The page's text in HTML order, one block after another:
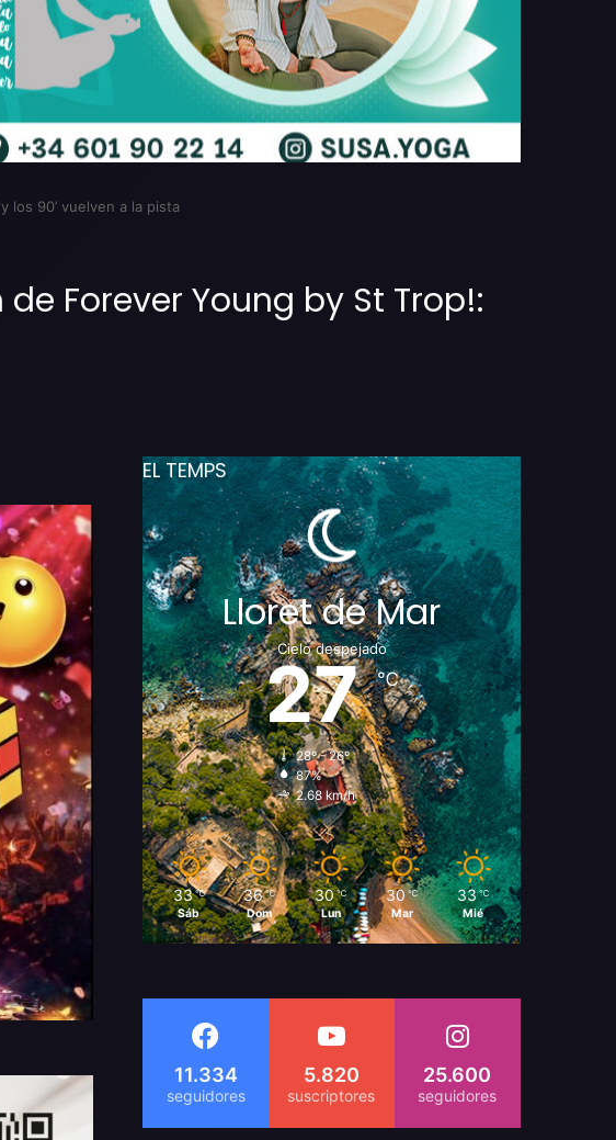
los 90’ vuelven a la pista
Forever Young by St Trop!:
EL TEMPS
Lloret de Mar
Cielo despejado
27℃
28º - 26º
87%
2.68 km/h
33 ℃
Sáb
36 ℃
Dom
30 ℃
Lun
30 ℃
Mar
33 ℃
Mié
11.334 5.820 25.600